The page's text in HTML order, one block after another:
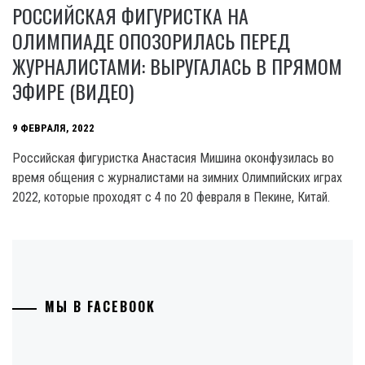
РОССИЙСКАЯ ФИГУРИСТКА НА
ОЛИМПИАДЕ ОПОЗОРИЛАСЬ ПЕРЕД
ЖУРНАЛИСТАМИ: ВЫРУГАЛАСЬ В ПРЯМОМ
ЭФИРЕ (ВИДЕО)
9 ФЕВРАЛЯ, 2022
Российская фигуристка Анастасия Мишина оконфузилась во
время общения с журналистами на зимних Олимпийских играх
2022, которые проходят с 4 по 20 февраля в Пекине, Китай.
МЫ В FACEBOOK